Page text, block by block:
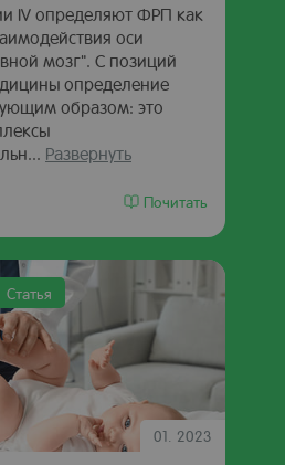
IV определяют ФРП как
оси
мозг". С позиций
определение
образом: это
Развернуть
Почитать
Статья
01. 2023